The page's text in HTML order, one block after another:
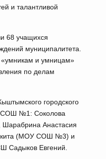
и талантливой
68 учащихся
муниципалитета.
и умницам»
по делам
городского
СОШ №1: Соколова
Шарабрина Анастасия
(МОУ СОШ №3) и
Садыков Евгений.